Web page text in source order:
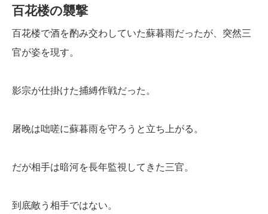
百花楼の襲撃
百花楼で酒を酌み交わしていた蘇暮雨だったが、突然三
官が姿を現す。
影宗が仕掛けた捕縛作戦だった。
屠晚は咄嗟に蘇暮雨を守ろうと立ち上がる。
だが相手は暗河を長年監視してきた三官。
到底敵う相手ではない。